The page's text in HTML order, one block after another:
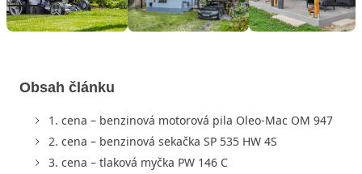
Obsah článku
1. cena – benzinová motorová pila Oleo-Mac OM 947
2. cena – benzinová sekačka SP 535 HW 4S
3. cena – tlaková myčka PW 146 C